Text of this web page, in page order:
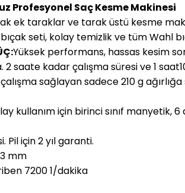
Profesyonel Saç Kesme Makinesi
ek taraklar ve tarak üstü kesme
seti, kolay temizlik ve tüm Wahl
Yüksek performans, hassas kesim
2 saate kadar çalışma süresi ve 1
sağlayan sadece 210 g
kullanım için birinci sınıf
Pil için 2 yıl garanti.
mm
7200 1/dakika